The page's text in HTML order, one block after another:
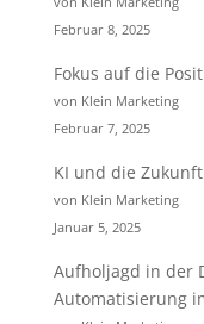
Februar 8, 2025
Fokus auf die
von Klein Marketing
Februar 7, 2025
KI und die
von Klein Marketing
Januar 5, 2025
Aufholjagd in der
Automatisierung